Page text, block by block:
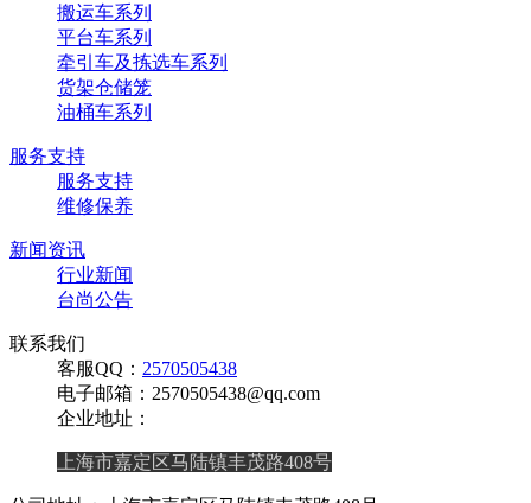
搬运车系列
平台车系列
牵引车及拣选车系列
货架仓储笼
油桶车系列
服务支持
服务支持
维修保养
新闻资讯
行业新闻
台尚公告
联系我们
客服QQ： 2570505438
电子邮箱：2570505438@qq.com
企业地址：
上海市嘉定区马陆镇丰茂路408号